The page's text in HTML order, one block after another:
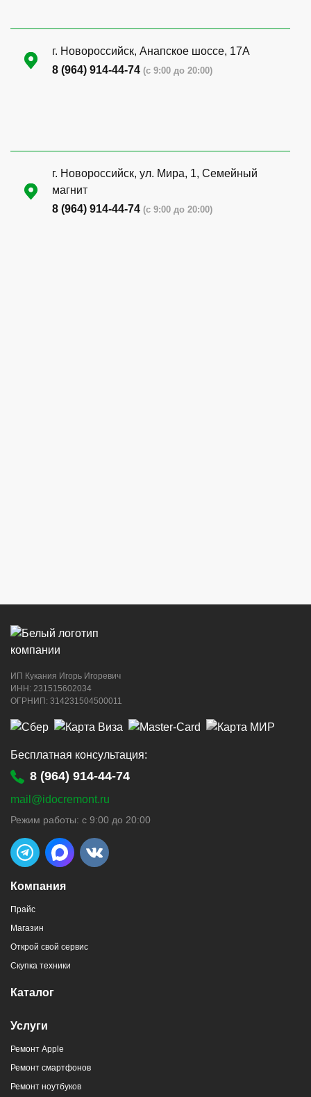
г. Новороссийск, Анапское шоссе, 17А
8 (964) 914-44-74 (с 9:00 до 20:00)
г. Новороссийск, ул. Мира, 1, Семейный
магнит
8 (964) 914-44-74 (с 9:00 до 20:00)
г. Новороссийск, ул. Котанова, 4
8 (964) 914-44-74
8 (964) 914-44-74
8 (964) 914-44-74
г. Новороссийск, ул. Героев Десантников,
2/4
8 (964) 914-44-74
ИП Кукания Игорь Игоревич
ИНН: 231515602034
ОГРНИП: 314231504500011
Компания
Прайс
Магазин
Открой свой сервис
Скупка техники
Каталог
Услуги
Ремонт Apple
Ремонт смартфонов
Ремонт ноутбуков
Бесплатная консультация:
8 (964) 914-44-74
mail@idocremont.ru
Режим работы: с 9:00 до 20:00